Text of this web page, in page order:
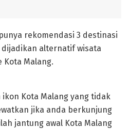
rekomendasi 3 destinasi
alternatif wisata
Kota Malang.
Kota Malang yang tidak
jika anda berkunjung
jantung awal Kota Malang